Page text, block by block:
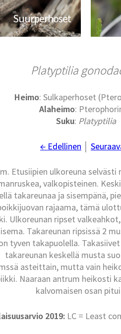
Suurperhoset
Platyptilia
Heimo: Sulkaperhoset
Alaheimo:
Suku: Platyptilia
← Edellinen
Etusiipien ulkoreuna
valkopisteinen.
takareunaa ja sisempänä,
rajaama, tämä
Ulkoreunan ripset
Takareunan ripsissä 2
tyven takapuolella.
takareunan keskellä musta
asteittain, mutta vain
Naaraan antrum heikosti
kalvomaisen osan
2019: LC = Least